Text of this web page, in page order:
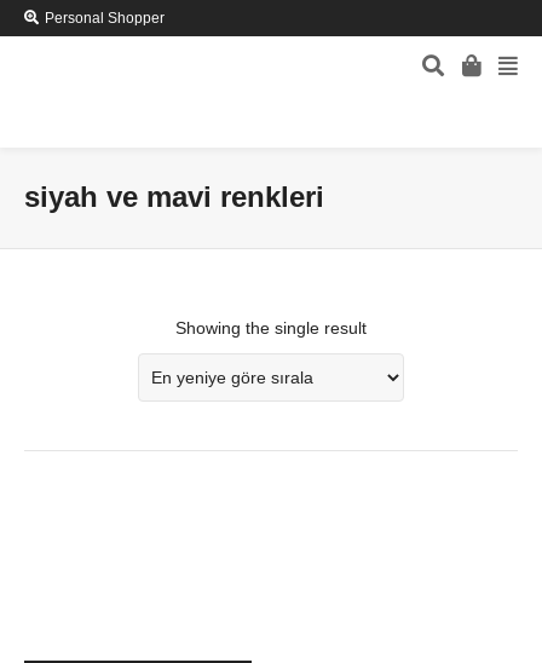
Personal Shopper
siyah ve mavi renkleri
Showing the single result